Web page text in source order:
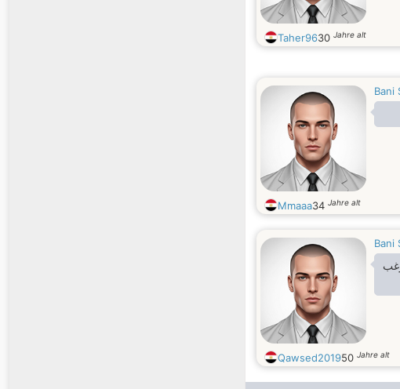
Taher9630 Jahre alt
Bani
Mmaaa34 Jahre alt
Bani
Qawsed201950 Jahre alt